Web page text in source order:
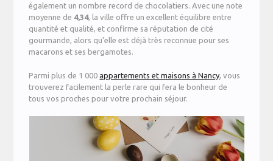
également un nombre record de chocolatiers. Avec une note
moyenne de 4,34, la ville offre un excellent équilibre entre
quantité et qualité, et confirme sa réputation de cité
gourmande, alors qu’elle est déjà très reconnue pour ses
macarons et ses bergamotes.
Parmi plus de 1 000 appartements et maisons à Nancy , vous
trouverez facilement la perle rare qui fera le bonheur de
tous vos proches pour votre prochain séjour.